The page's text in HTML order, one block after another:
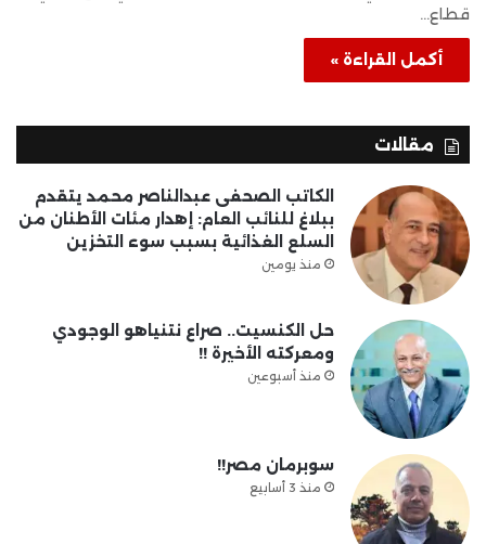
قطاع…
أكمل القراءة »
مقالات
الكاتب الصحفى عبدالناصر محمد يتقدم
ببلاغ للنائب العام: إهدار مئات الأطنان من
السلع الغذائية بسبب سوء التخزين
منذ يومين
حل الكنسيت.. صراع نتنياهو الوجودي
ومعركته الأخيرة !!
منذ أسبوعين
سوبرمان مصر!!
منذ 3 أسابيع